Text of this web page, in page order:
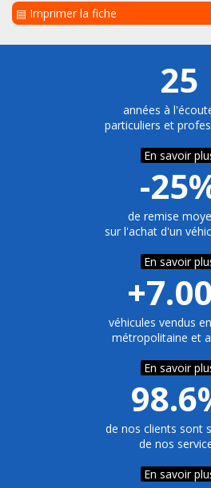
▤ Imprimer la fiche
25
années à
particuliers et
En savoir
-
de remise
sur l'achat d'un
En savoir
véhicules vendus
métropolitaine et
En savoir
de nos clients sont
de nos
En savoir